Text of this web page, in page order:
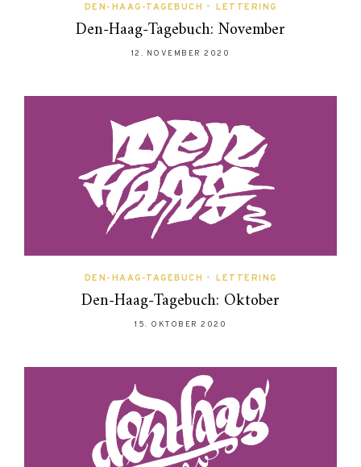
DEN-HAAG-TAGEBUCH • LETTERING
Den-Haag-Tagebuch: November
12. NOVEMBER 2020
DEN-HAAG-TAGEBUCH • LETTERING
Den-Haag-Tagebuch: Oktober
15. OKTOBER 2020